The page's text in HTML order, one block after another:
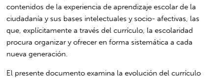
contenidos de la experiencia de aprendizaje escolar de la
ciudadanía y sus bases intelectuales y socio- afectivas, las
que, explícitamente a través del currículo, la escolaridad
procura organizar y ofrecer en forma sistemática a cada
nueva generación.
El presente documento examina la evolución del currículo